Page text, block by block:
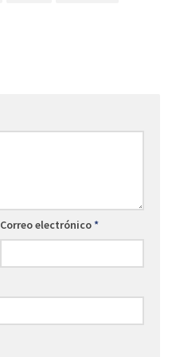
Correo electrónico*